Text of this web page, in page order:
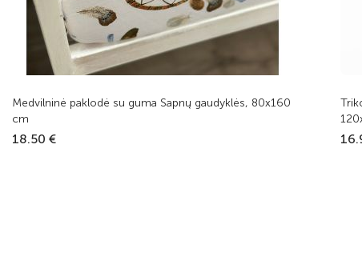
Medvilninė paklodė su guma Sapnų gaudyklės, 80x160
cm
18.50 €